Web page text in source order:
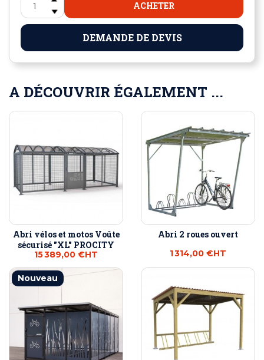
ACHETER
DEMANDE DE DEVIS
A DÉCOUVRIR ÉGALEMENT ...
Abri vélos et motos Voûte
sécurisé "XL" PROCITY
15 389,00 €HT
Abri 2 roues ouvert
1 314,00 €HT
Nouveau